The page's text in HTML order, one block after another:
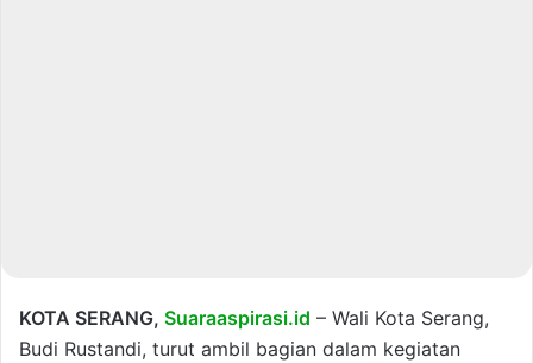
KOTA SERANG, Suaraaspirasi.id – Wali Kota Serang,
Budi Rustandi, turut ambil bagian dalam kegiatan